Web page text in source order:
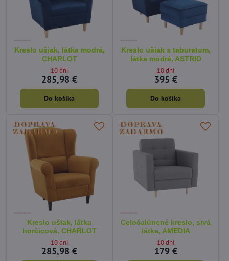
Kreslo ušiak, látka modrá,
CHARLOT
10 dní
285,98 €
Do košíka
Kreslo ušiak s taburetom,
látka modrá, ASTRID
10 dní
395 €
Do košíka
Kreslo ušiak, látka
horčicová, CHARLOT
10 dní
285,98 €
Celočalúnené kreslo, sivá
látka, AMEDIA
10 dní
179 €